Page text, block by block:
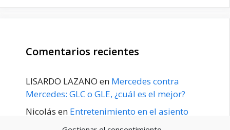
Comentarios recientes
LISARDO LAZANO en Mercedes contra
Mercedes: GLC o GLE, ¿cuál es el mejor?
Nicolás en Entretenimiento en el asiento